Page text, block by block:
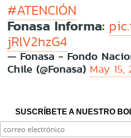
#ATENCIÓN
Fonasa Informa:
jRlV2hzG4
— Fonasa - Fondo
Chile (@Fonasa) May 15,
SUSCRÍBETE A NUESTRO